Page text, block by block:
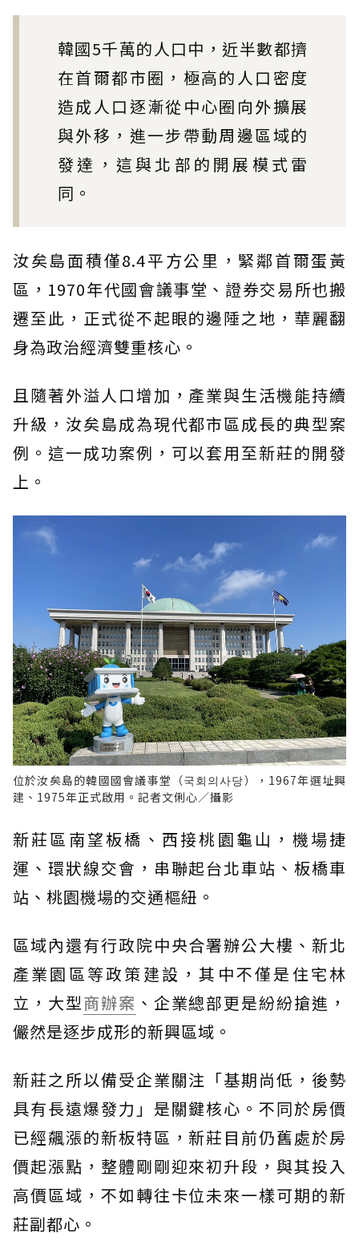
韓國5千萬的人口中，近半數都擠
在首爾都市圈，極高的人口密度
造成人口逐漸從中心圈向外擴展
與外移，進一步帶動周邊區域的
發達，這與北部的開展模式雷
同。
汝矣島面積僅8.4平方公里，緊鄰首爾蛋黃
區，1970年代國會議事堂、證券交易所也搬
遷至此，正式從不起眼的邊陲之地，華麗翻
身為政治經濟雙重核心。
且隨著外溢人口增加，產業與生活機能持續
升級，汝矣島成為現代都市區成長的典型案
例。這一成功案例，可以套用至新莊的開發
上。
位於汝矣島的韓國國會議事堂（국회의사당），1967年選址興
建、1975年正式啟用。記者文俐心／攝影
新莊區南望板橋、西接桃園龜山，機場捷
運、環狀線交會，串聯起台北車站、板橋車
站、桃園機場的交通樞紐。
區域內還有行政院中央合署辦公大樓、新北
產業園區等政策建設，其中不僅是住宅林
立，大型商辦案 、企業總部更是紛紛搶進，
儼然是逐步成形的新興區域。
新莊之所以備受企業關注「基期尚低，後勢
具有長遠爆發力」是關鍵核心。不同於房價
已經飆漲的新板特區，新莊目前仍舊處於房
價起漲點，整體剛剛迎來初升段，與其投入
高價區域，不如轉往卡位未來一樣可期的新
莊副都心。